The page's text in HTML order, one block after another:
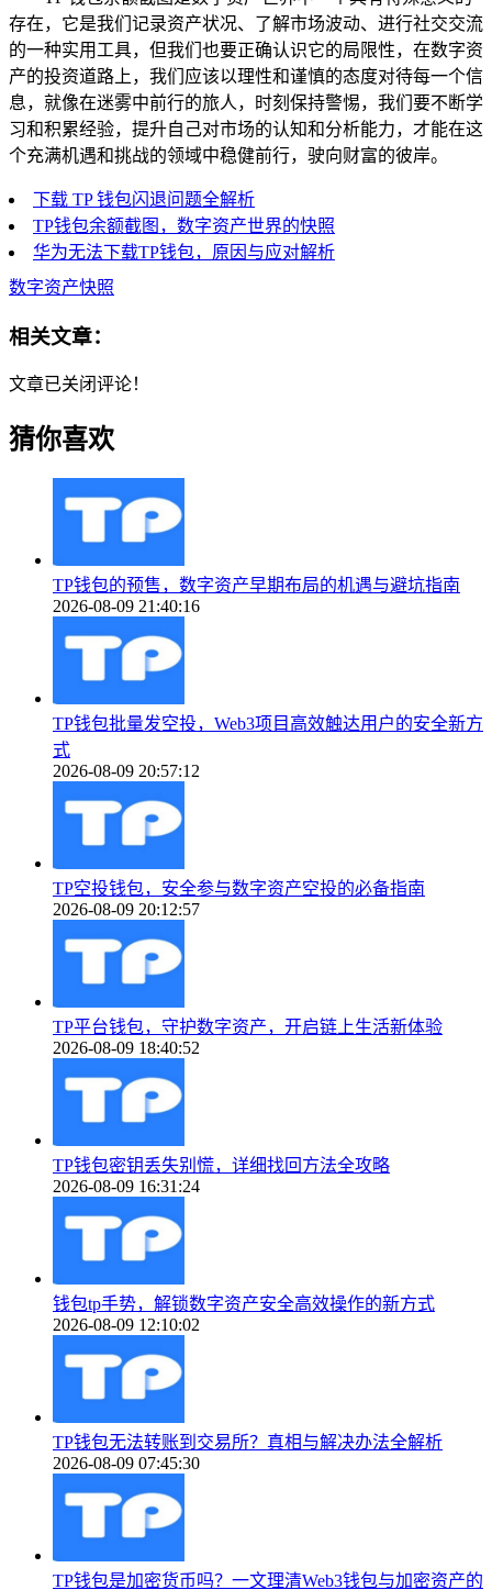
存在，它是我们记录资产状况、了解市场波动、进行社交交流
的一种实用工具，但我们也要正确认识它的局限性，在数字资
产的投资道路上，我们应该以理性和谨慎的态度对待每一个信
息，就像在迷雾中前行的旅人，时刻保持警惕，我们要不断学
习和积累经验，提升自己对市场的认知和分析能力，才能在这
个充满机遇和挑战的领域中稳健前行，驶向财富的彼岸。
下载 TP 钱包闪退问题全解析
TP钱包余额截图，数字资产世界的快照
华为无法下载TP钱包，原因与应对解析
数字资产快照
相关文章：
文章已关闭评论！
猜你喜欢
TP钱包的预售，数字资产早期布局的机遇与避坑指南
2026-08-09 21:40:16
TP钱包批量发空投，Web3项目高效触达用户的安全新方
式
2026-08-09 20:57:12
TP空投钱包，安全参与数字资产空投的必备指南
2026-08-09 20:12:57
TP平台钱包，守护数字资产，开启链上生活新体验
2026-08-09 18:40:52
TP钱包密钥丢失别慌，详细找回方法全攻略
2026-08-09 16:31:24
钱包tp手势，解锁数字资产安全高效操作的新方式
2026-08-09 12:10:02
TP钱包无法转账到交易所？真相与解决办法全解析
2026-08-09 07:45:30
TP钱包是加密货币吗？一文理清Web3钱包与加密资产的